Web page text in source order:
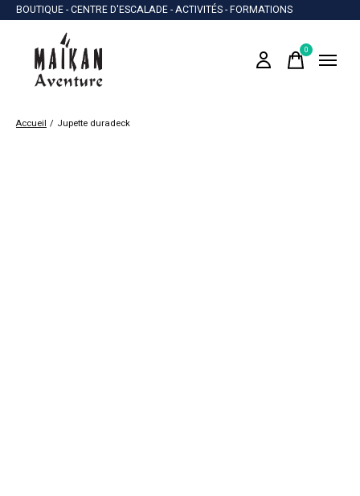
BOUTIQUE - CENTRE D'ESCALADE - ACTIVITÉS - FORMATIONS
0items
Accueil / Jupette duradeck